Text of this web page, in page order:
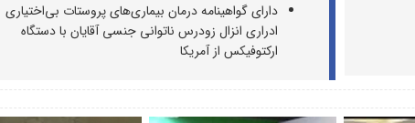
دارای گواهینامه درمان بیماری‌های پروستات بی‌اختیاری
ادراری انزال زودرس ناتوانی جنسی آقایان با دستگاه
ارکتوفیکس از آمریکا